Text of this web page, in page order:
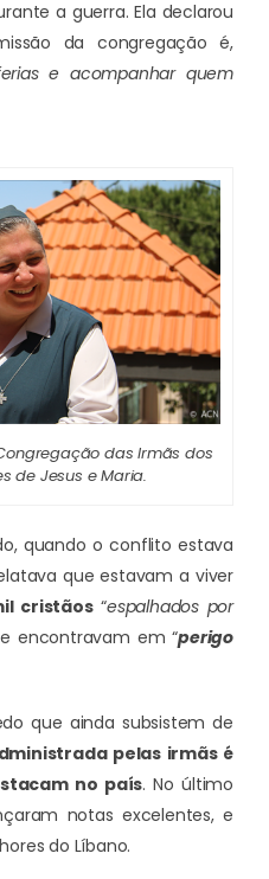
a guerra. Ela declarou
da congregação é,
e acompanhar quem
das Irmãs dos
de Jesus e Maria.
quando o conflito estava
que estavam a viver
cristãos“espalhados por
encontravam em “perigo
que ainda subsistem de
pelas irmãs é
no país. No último
notas excelentes, e
do Líbano.